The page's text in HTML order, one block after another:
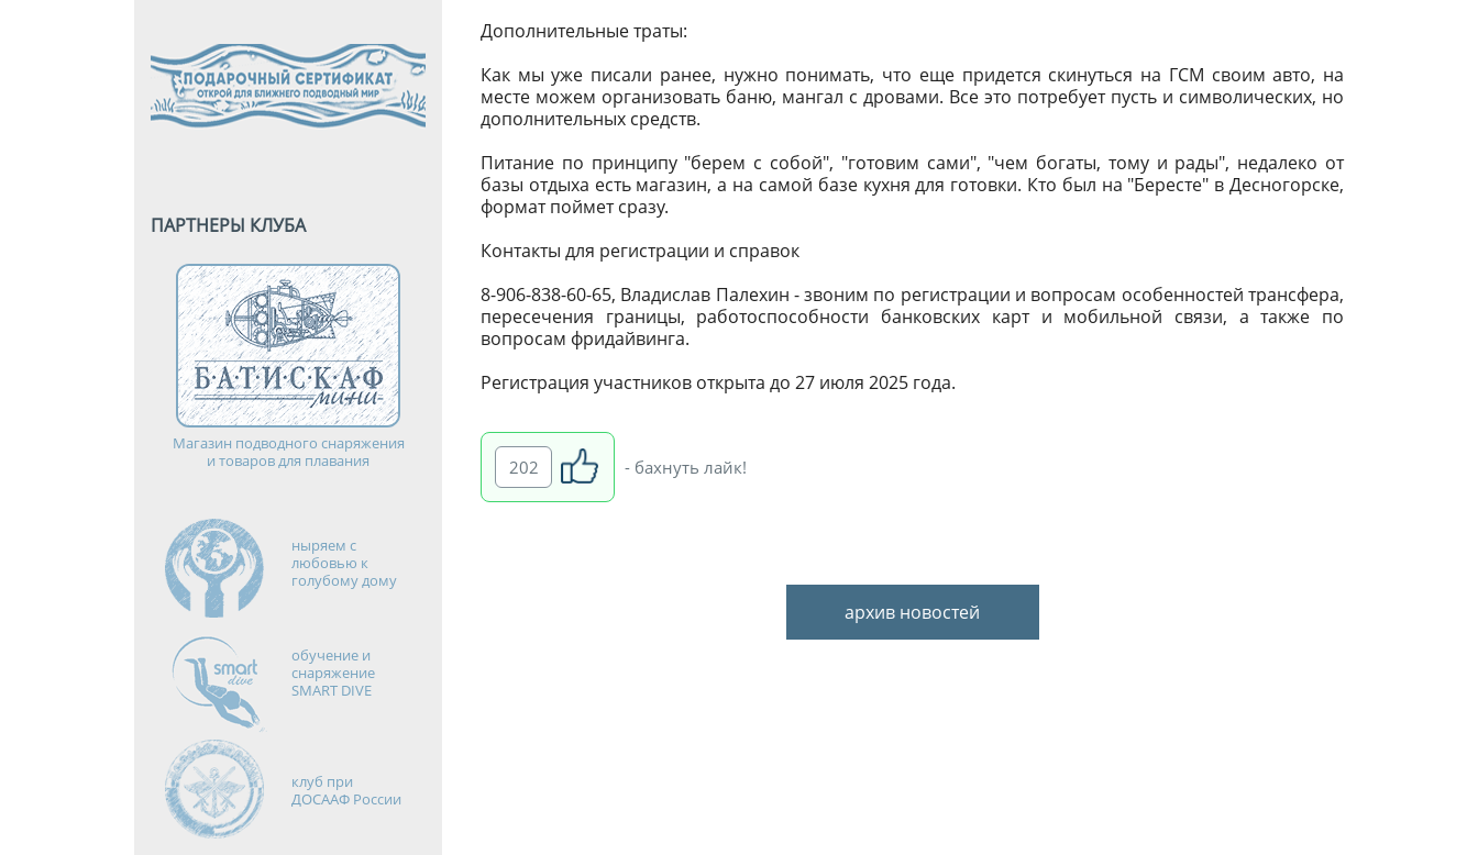
ПАРТНЕРЫ КЛУБА
Магазин подводного снаряжения
и товаров для плавания
ныряем с
любовью к
голубому дому
обучение и
снаряжение
SMART DIVE
клуб при
ДОСААФ России
Дополнительные траты:
Как мы уже писали ранее, нужно понимать, что еще придется скинуться на ГСМ своим авто, на
месте можем организовать баню, мангал с дровами. Все это потребует пусть и символических, но
дополнительных средств.
Питание по принципу "берем с собой", "готовим сами", "чем богаты, тому и рады", недалеко от
базы отдыха есть магазин, а на самой базе кухня для готовки. Кто был на "Бересте" в Десногорске,
формат поймет сразу.
Контакты для регистрации и справок
8-906-838-60-65, Владислав Палехин - звоним по регистрации и вопросам особенностей трансфера,
пересечения границы, работоспособности банковских карт и мобильной связи, а также по
вопросам фридайвинга.
Регистрация участников открыта до 27 июля 2025 года.
202 - бахнуть лайк!
архив новостей